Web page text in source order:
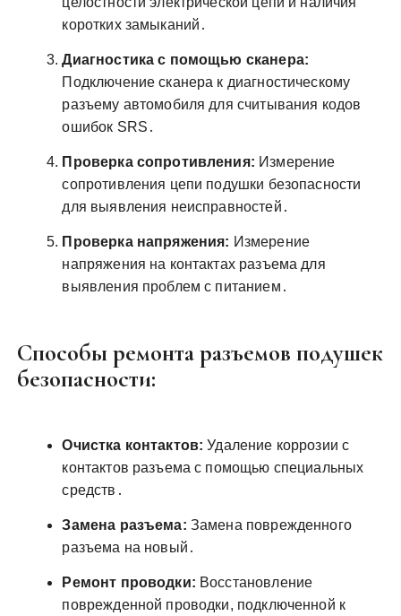
коротких замыканий․
Диагностика с помощью сканера:
Подключение сканера к диагностическому
разъему автомобиля для считывания кодов
ошибок SRS․
Проверка сопротивления: Измерение
сопротивления цепи подушки безопасности
для выявления неисправностей․
Проверка напряжения: Измерение
напряжения на контактах разъема для
выявления проблем с питанием․
Способы ремонта разъемов подушек
безопасности:
Очистка контактов: Удаление коррозии с
контактов разъема с помощью специальных
средств․
Замена разъема: Замена поврежденного
разъема на новый․
Ремонт проводки: Восстановление
поврежденной проводки, подключенной к